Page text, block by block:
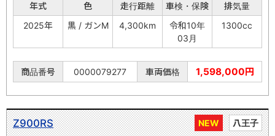
年式 色 走行距離 車検・保険
排気量
2025年
黒 / ガンM 4,300km
令和10年
03月
1300cc
商品番号 0000079277 車両価格 1,598,000円
NEW 八王子
Z900RS